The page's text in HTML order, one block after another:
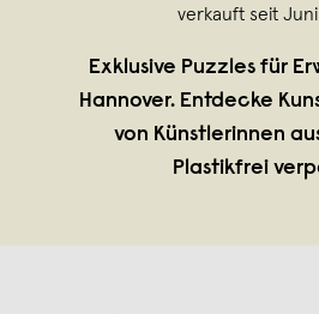
verkauft seit Juni
Exklusive Puzzles für
Hannover. Entdecke
von Künstlerinnen
Plastikfrei